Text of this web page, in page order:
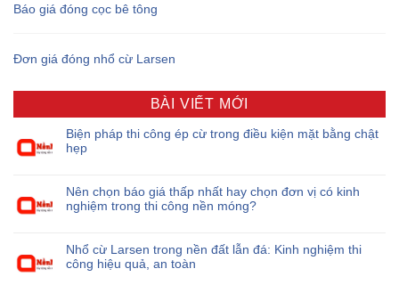
Báo giá đóng cọc bê tông
Đơn giá đóng nhổ cừ Larsen
BÀI VIẾT MỚI
Biện pháp thi công ép cừ trong điều kiện mặt bằng chật
hẹp
Nên chọn báo giá thấp nhất hay chọn đơn vị có kinh
nghiệm trong thi công nền móng?
Nhổ cừ Larsen trong nền đất lẫn đá: Kinh nghiệm thi
công hiệu quả, an toàn